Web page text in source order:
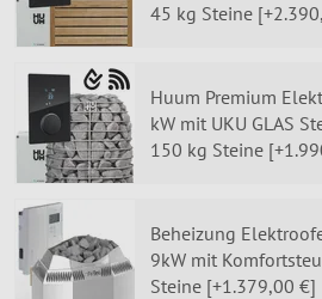
45 kg Steine
Huum Premium
kW mit UKU GLAS
150 kg Steine
Beheizung
9kW mit
Steine [+1.379,00 €]